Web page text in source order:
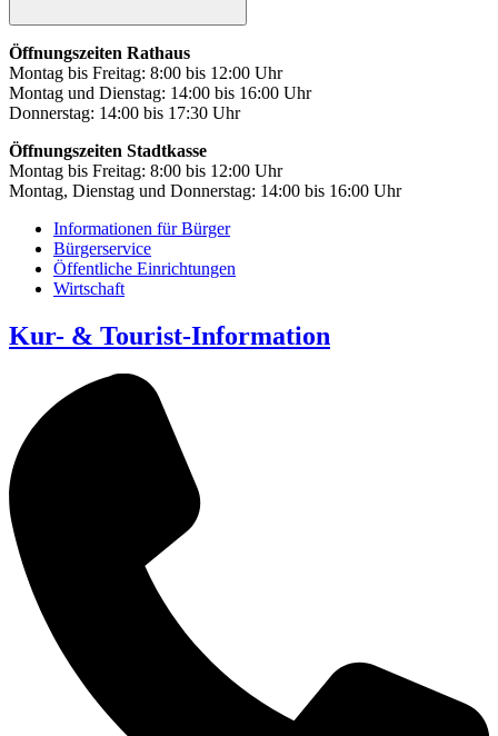
Öffnungszeiten Rathaus
Montag bis Freitag: 8:00 bis 12:00 Uhr
Montag und Dienstag: 14:00 bis 16:00 Uhr
Donnerstag: 14:00 bis 17:30 Uhr
Öffnungszeiten Stadtkasse
Montag bis Freitag: 8:00 bis 12:00 Uhr
Montag, Dienstag und Donnerstag: 14:00 bis 16:00 Uhr
Informationen für Bürger
Bürgerservice
Öffentliche Einrichtungen
Wirtschaft
Kur- & Tourist-Information